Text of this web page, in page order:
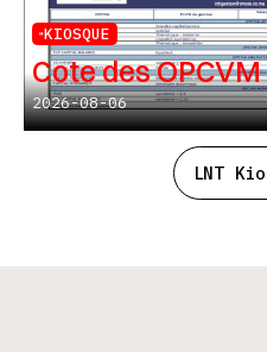
KIOSQUE
Cote des
2026-08-06
LNT